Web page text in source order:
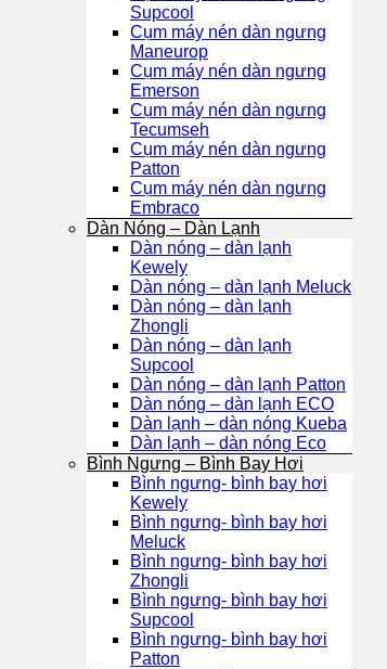
Supcool
Cụm máy nén dàn ngưng
Maneurop
Cụm máy nén dàn ngưng
Emerson
Cụm máy nén dàn ngưng
Tecumseh
Cụm máy nén dàn ngưng
Patton
Cụm máy nén dàn ngưng
Embraco
Dàn Nóng – Dàn Lạnh
Dàn nóng – dàn lạnh
Kewely
Dàn nóng – dàn lạnh Meluck
Dàn nóng – dàn lạnh
Zhongli
Dàn nóng – dàn lạnh
Supcool
Dàn nóng – dàn lạnh Patton
Dàn nóng – dàn lạnh ECO
Dàn lạnh – dàn nóng Kueba
Dàn lạnh – dàn nóng Eco
Bình Ngưng – Bình Bay Hơi
Bình ngưng- bình bay hơi
Kewely
Bình ngưng- bình bay hơi
Meluck
Bình ngưng- bình bay hơi
Zhongli
Bình ngưng- bình bay hơi
Supcool
Bình ngưng- bình bay hơi
Patton